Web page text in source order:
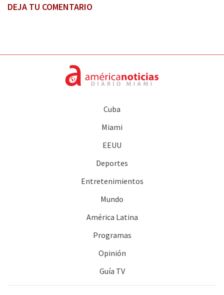
DEJA TU COMENTARIO
Cuba
Miami
EEUU
Deportes
Entretenimientos
Mundo
América Latina
Programas
Opinión
Guía TV